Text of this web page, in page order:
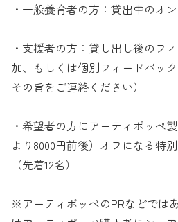
・一般養育者の方：貸出中のオ
・支援者の方：貸し出し後のフ
加、もしくは個別フィードバッ
その旨をご連絡ください）
・希望者の方にアーティポッペ
より8000円前後）オフになる特
（先着12名）
※アーティポッペのPRなどでは